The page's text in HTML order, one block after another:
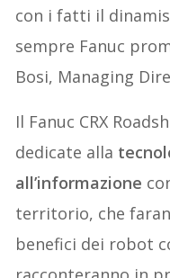
con i fatti il
sempre Fanuc
Bosi, Managing
Il Fanuc CRX
dedicate alla
all’informazione
territorio, che
benefici dei robot